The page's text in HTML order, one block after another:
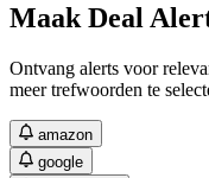
Maak Deal
Ontvang alerts voor
meer trefwoorden te
amazon
google